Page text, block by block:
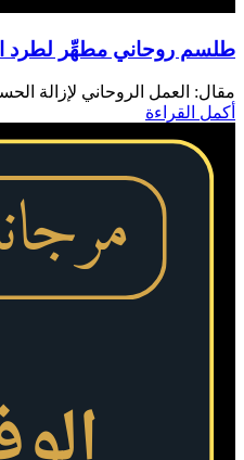
طلسم روحاني مطهِّر لطرد
مقال: العمل الروحاني لإزالة
أكمل القراءة